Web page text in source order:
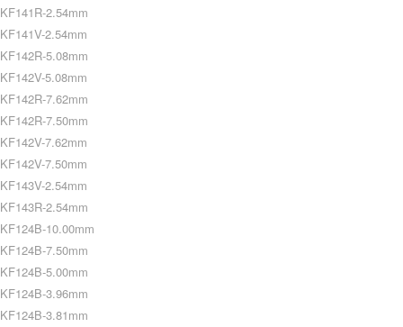
KF141R-2.54mm
KF141V-2.54mm
KF142R-5.08mm
KF142V-5.08mm
KF142R-7.62mm
KF142R-7.50mm
KF142V-7.62mm
KF142V-7.50mm
KF143V-2.54mm
KF143R-2.54mm
KF124B-10.00mm
KF124B-7.50mm
KF124B-5.00mm
KF124B-3.96mm
KF124B-3.81mm